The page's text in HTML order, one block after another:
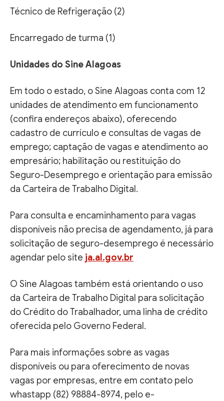
Técnico de Refrigeração (2)
Encarregado de turma (1)
Unidades do Sine Alagoas
Em todo o estado, o Sine Alagoas conta com 12
unidades de atendimento em funcionamento
(confira endereços abaixo), oferecendo
cadastro de currículo e consultas de vagas de
emprego; captação de vagas e atendimento ao
empresário; habilitação ou restituição do
Seguro-Desemprego e orientação para emissão
da Carteira de Trabalho Digital.
Para consulta e encaminhamento para vagas
disponíveis não precisa de agendamento, já para
solicitação de seguro-desemprego é necessário
agendar pelo site ja.al.gov.br
O Sine Alagoas também está orientando o uso
da Carteira de Trabalho Digital para solicitação
do Crédito do Trabalhador, uma linha de crédito
oferecida pelo Governo Federal.
Para mais informações sobre as vagas
disponíveis ou para oferecimento de novas
vagas por empresas, entre em contato pelo
whastapp (82) 98884-8974, pelo e-